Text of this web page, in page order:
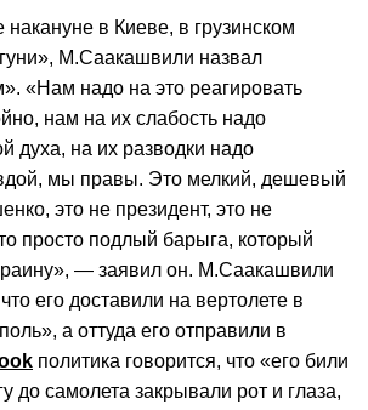
в Киеве, в грузинском
М.Саакашвили назвал
«Нам надо на это реагировать
нам на их слабость надо
духа, на их разводки надо
мы правы. Это мелкий, дешевый
это не президент, это не
просто подлый барыга, который
— заявил он. М.Саакашвили
его доставили на вертолете в
а оттуда его отправили в
политика говорится, что «его били
до самолета закрывали рот и глаза,